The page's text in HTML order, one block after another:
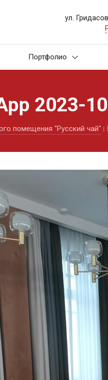
ул.
Портфолио
2023-
помещения "Русский чай"